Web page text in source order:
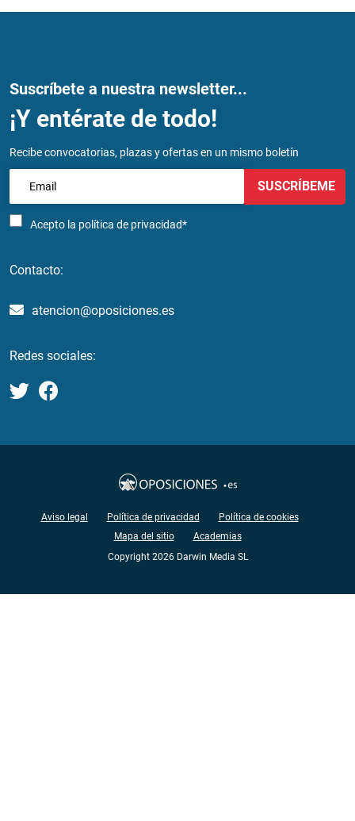
Suscríbete a nuestra newsletter...
¡Y entérate de todo!
Recibe convocatorias, plazas y ofertas en un mismo boletín
Acepto la política de privacidad*
SUSCRÍBEME
Contacto:
atencion@oposiciones.es
Redes sociales:
Aviso legal Política de privacidad
Política de cookies
Mapa del sitio
Academias
Copyright 2026 Darwin Media SL